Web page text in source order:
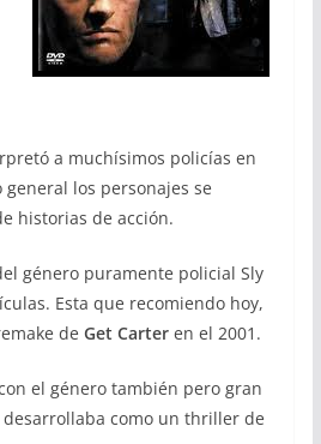
a muchísimos policías en
los personajes se
historias de acción.
género puramente policial Sly
Esta que recomiendo hoy,
de Get Carteren el 2001.
el género también pero gran
como un thriller de